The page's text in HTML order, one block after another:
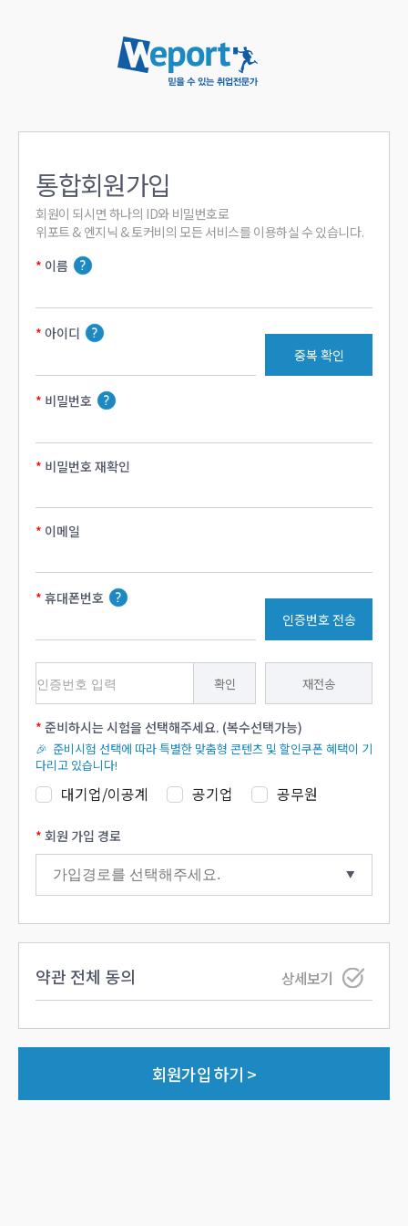
통합회원가입
회원이 되시면 하나의 ID와 비밀번호로
위포트 & 엔지닉 & 토커비의 모든 서비스를 이용하실 수 있습니다.
이름
아이디
중복 확인
비밀번호
비밀번호 재확인
이메일
휴대폰번호
인증번호 전송
확인 재전송
준비하시는 시험을 선택해주세요. (복수선택가능)
🎉 준비시험 선택에 따라 특별한 맞춤형 콘텐츠 및 할인쿠폰 혜택이 기
다리고 있습니다!
대기업/이공계 공기업 공무원
회원 가입 경로
약관 전체 동의 상세보기
회원가입 하기 >